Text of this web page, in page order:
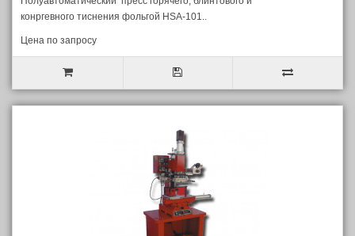
конргевного тиснения фольгой HSA-101..
Цена по запросу